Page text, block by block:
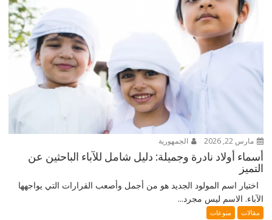
مارس 22, 2026 الجمهورية
أسماء أولاد نادرة وجميلة: دليل شامل للآباء الباحثين عن
التميز
اختيار اسم المولود الجديد هو من أجمل وأصعب القرارات التي يواجهها
الآباء. الاسم ليس مجرد...
مقالات منوعات